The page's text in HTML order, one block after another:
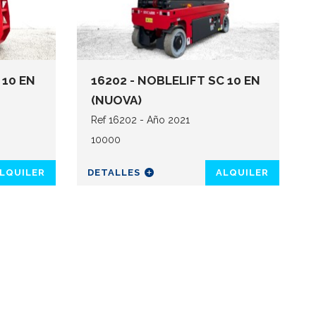
EN
16202 - NOBLELIFT SC 10 EN
(NUOVA)
Ref 16202 - Año 2021
10000
DETALLES ALQUILER